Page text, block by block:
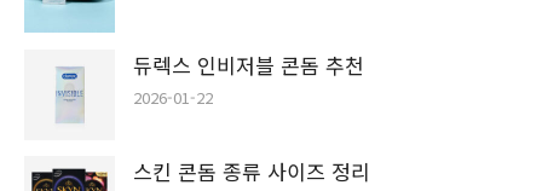
듀렉스 인비저블 콘돔 추천
2026-01-22
스킨 콘돔 종류 사이즈 정리